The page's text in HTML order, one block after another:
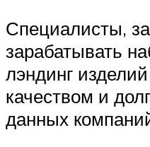
Специалисты,
зарабатывать
лэндинг
качеством и
данных